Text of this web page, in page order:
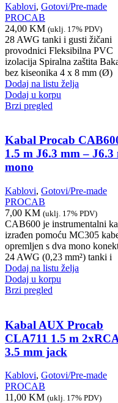
Kablovi, Gotovi/Pre-made
PROCAB
24,00 KM (uklj. 17% PDV)
28 AWG tanki i gusti žičani
provodnici Fleksibilna PVC
izolacija Spiralna zaštita
bez kiseonika 4 x 8 mm (Ø)
Dodaj na listu želja
Dodaj u korpu
Brzi pregled
Kabal Procab
1.5 m J6.3 mm – J6.3
mono
Kablovi, Gotovi/Pre-made
PROCAB
7,00 KM (uklj. 17% PDV)
CAB600 je instrumentalni
izrađen pomoću MC305
opremljen s dva mono
24 AWG (0,23 mm²) tanki i
Dodaj na listu želja
Dodaj u korpu
Brzi pregled
Kabal AUX Procab
CLA711 1.5 m
3.5 mm jack
Kablovi, Gotovi/Pre-made
PROCAB
11,00 KM (uklj. 17% PDV)